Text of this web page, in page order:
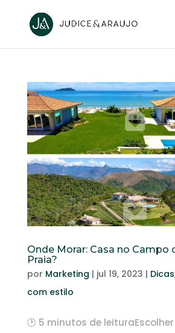
Onde Morar: Casa no Campo
Praia?
por Marketing | jul 19, 2023 | Dicas
com estilo
🕑 5 minutos de